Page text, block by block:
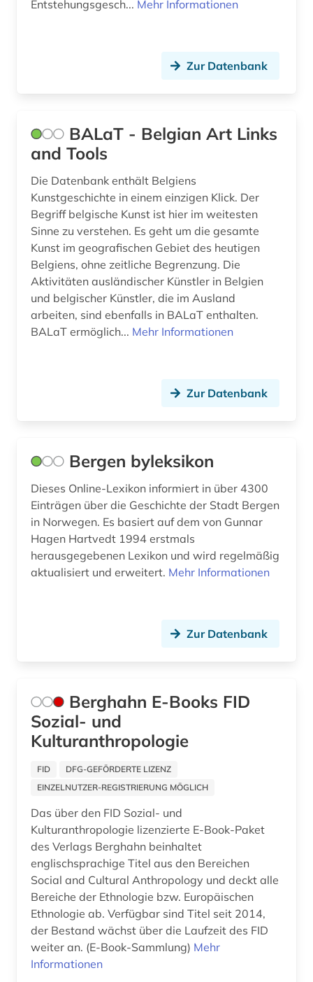
jüdisch (1)
jüdisch-persisch (1)
kalifornien (1)
kanarische inseln (1)
karibik (1)
karikatur (1)
karte (2)
katalog (6)
kolonialismus (1)
kopenhagen (1)
kriegsverbrechen (1)
kroatien (1)
kudiyattam (1)
kulturelles erbe (1)
kulturerbe (11)
kulturgut (3)
kulturvergleich (1)
Entstehungsgesch... Mehr Informationen
Zur Datenbank
BALaT - Belgian Art Links
and Tools
Die Datenbank enthält Belgiens
Kunstgeschichte in einem einzigen Klick. Der
Begriff belgische Kunst ist hier im weitesten
Sinne zu verstehen. Es geht um die gesamte
Kunst im geografischen Gebiet des heutigen
Belgiens, ohne zeitliche Begrenzung. Die
Aktivitäten ausländischer Künstler in Belgien
und belgischer Künstler, die im Ausland
arbeiten, sind ebenfalls in BALaT enthalten.
BALaT ermöglich... Mehr Informationen
Zur Datenbank
Bergen byleksikon
Dieses Online-Lexikon informiert in über 4300
Einträgen über die Geschichte der Stadt Bergen
in Norwegen. Es basiert auf dem von Gunnar
Hagen Hartvedt 1994 erstmals
herausgegebenen Lexikon und wird regelmäßig
aktualisiert und erweitert. Mehr Informationen
Zur Datenbank
Berghahn E-Books FID
Sozial- und
Kulturanthropologie
FID
DFG-GEFÖRDERTE LIZENZ
EINZELNUTZER-REGISTRIERUNG MÖGLICH
Das über den FID Sozial- und
Kulturanthropologie lizenzierte E-Book-Paket
des Verlags Berghahn beinhaltet
englischsprachige Titel aus den Bereichen
Social and Cultural Anthropology und deckt alle
Bereiche der Ethnologie bzw. Europäischen
Ethnologie ab. Verfügbar sind Titel seit 2014,
der Bestand wächst über die Laufzeit des FID
weiter an. (E-Book-Sammlung) Mehr
Informationen